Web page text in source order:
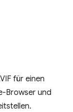
für einen
Browser und